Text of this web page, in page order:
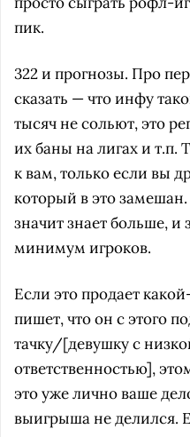
пик.
322 и прогнозы. Про
сказать — что инфу
тысяч не сольют, это
их баны на лигах и т.п.
к вам, только если вы
который в это
значит знает больше, и
минимум игроков.
Если это продает
пишет, что он с этого
тачку/[девушку с
ответственностью],
это уже лично ваше
выигрыша не делился.